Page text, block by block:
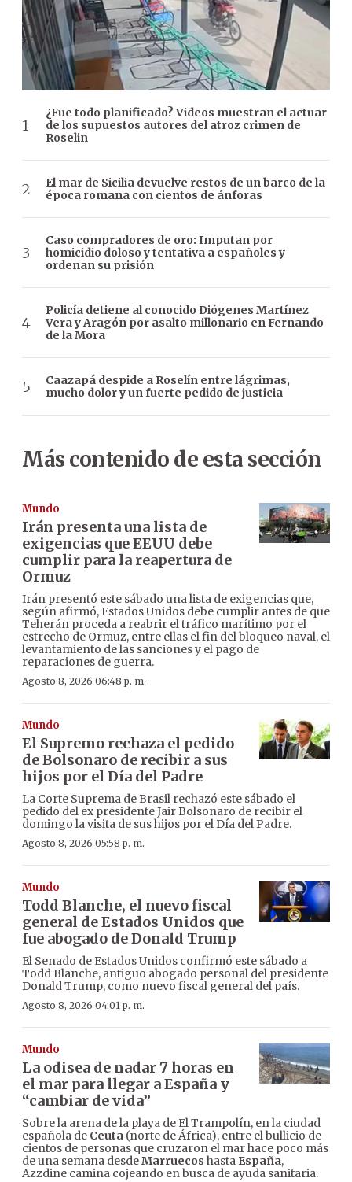
¿Fue todo planificado? Videos muestran el actuar
de los supuestos autores del atroz crimen de
Roselin
El mar de Sicilia devuelve restos de un barco de la
época romana con cientos de ánforas
Caso compradores de oro: Imputan por
homicidio doloso y tentativa a españoles y
ordenan su prisión
Policía detiene al conocido Diógenes Martínez
Vera y Aragón por asalto millonario en Fernando
de la Mora
Caazapá despide a Roselín entre lágrimas,
mucho dolor y un fuerte pedido de justicia
Más contenido de esta sección
Mundo
Irán presenta una lista de
exigencias que EEUU debe
cumplir para la reapertura de
Ormuz
Irán presentó este sábado una lista de exigencias que,
según afirmó, Estados Unidos debe cumplir antes de que
Teherán proceda a reabrir el tráfico marítimo por el
estrecho de Ormuz, entre ellas el fin del bloqueo naval, el
levantamiento de las sanciones y el pago de
reparaciones de guerra.
Agosto 8, 2026 06:48 p. m.
Mundo
El Supremo rechaza el pedido
de Bolsonaro de recibir a sus
hijos por el Día del Padre
La Corte Suprema de Brasil rechazó este sábado el
pedido del ex presidente Jair Bolsonaro de recibir el
domingo la visita de sus hijos por el Día del Padre.
Agosto 8, 2026 05:58 p. m.
Mundo
Todd Blanche, el nuevo fiscal
general de Estados Unidos que
fue abogado de Donald Trump
El Senado de Estados Unidos confirmó este sábado a
Todd Blanche, antiguo abogado personal del presidente
Donald Trump, como nuevo fiscal general del país.
Agosto 8, 2026 04:01 p. m.
Mundo
La odisea de nadar 7 horas en
el mar para llegar a España y
“cambiar de vida”
Sobre la arena de la playa de El Trampolín, en la ciudad
española de Ceuta (norte de África), entre el bullicio de
cientos de personas que cruzaron el mar hace poco más
de una semana desdeMarruecos hasta España,
Azzdine camina cojeando en busca de ayuda sanitaria.